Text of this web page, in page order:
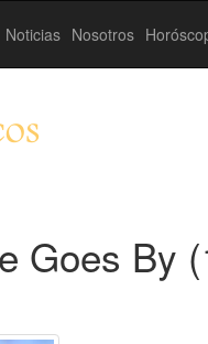
Noticias Nosotros
Goes By